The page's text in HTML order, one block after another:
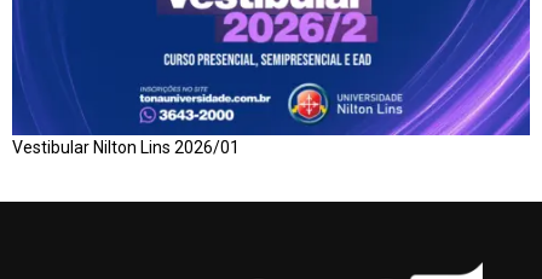
Vestibular Nilton Lins 2026/01